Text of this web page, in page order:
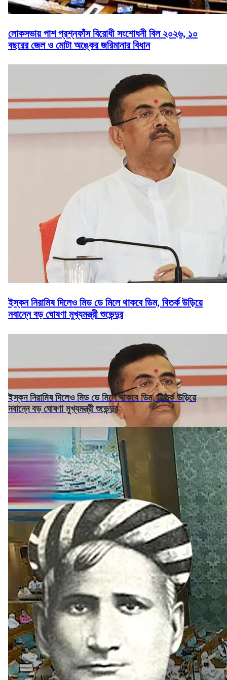
লোকসভায় পাশ প্রশ্নফাঁস বিরোধী সংশোধনী বিল ২০২৬, ১০
বছরের জেল ও মোটা অঙ্কের জরিমানার বিধান
ইস্কন নিরামিষ দিলেও মিড ডে মিলে থাকবে ডিম, বিতর্ক উড়িয়ে
নবান্নে বড় ঘোষণা মুখ্যমন্ত্রী শুভেন্দুর
ইস্কন নিরামিষ দিলেও মিড ডে মিলে থাকবে ডিম, বিতর্ক উড়িয়ে
নবান্নে বড় ঘোষণা মুখ্যমন্ত্রী শুভেন্দুর